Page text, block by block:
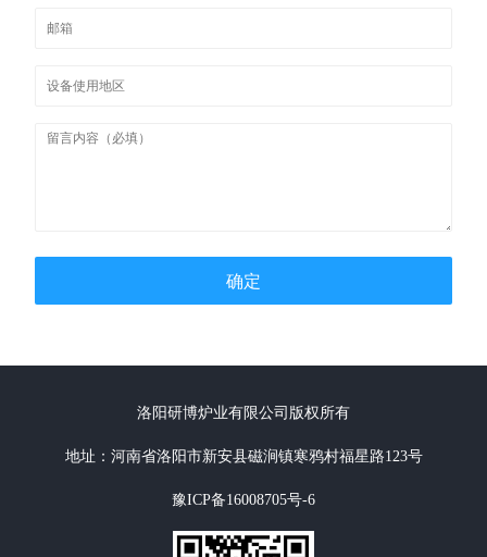
确定
洛阳研博炉业有限公司版权所有
地址：河南省洛阳市新安县磁涧镇寒鸦村福星路123号
豫ICP备16008705号-6